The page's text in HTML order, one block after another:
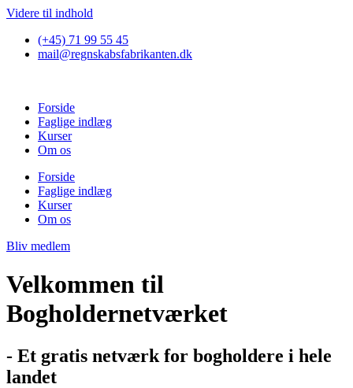
Videre til indhold
(+45) 71 99 55 45
mail@regnskabsfabrikanten.dk
Forside
Faglige indlæg
Kurser
Om os
Forside
Faglige indlæg
Kurser
Om os
Bliv medlem
Velkommen til
Bogholdernetværket
- Et gratis netværk for bogholdere i hele
landet